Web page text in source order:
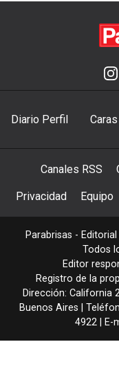
Diario Perfil Caras
Canales RSS
Privacidad Equipo
Parabrisas - Editorial
Todos
Editor
Registro de la
Dirección: California
Buenos Aires |
4922 | E-